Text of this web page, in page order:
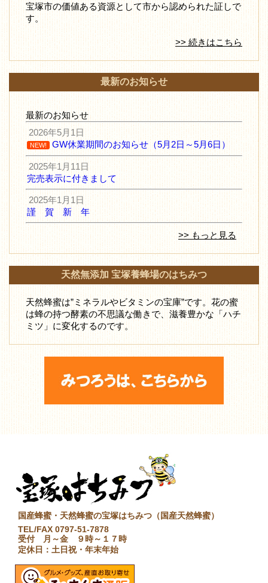
宝塚市の価値ある資源として市から認められた証しで
す。
>> 続きはこちら
最新のお知らせ
最新のお知らせ
2026年5月1日
NEW! GW休業期間のお知らせ（5月2日～5月6日）
2025年1月11日
完売表示に付きまして
2025年1月1日
謹 賀 新 年
>> もっと見る
天然無添加 宝塚養蜂場のはちみつ
天然蜂蜜は”ミネラルやビタミンの宝庫”です。花の蜜
は蜂の持つ酵素の不思議な働きで、滋養豊かな「ハチ
ミツ」に変化するのです。
国産蜂蜜・天然蜂蜜の宝塚はちみつ（国産天然蜂蜜）
TEL/FAX 0797-51-7878
受付 月～金 ９時～１７時
定休日：土日祝・年末年始